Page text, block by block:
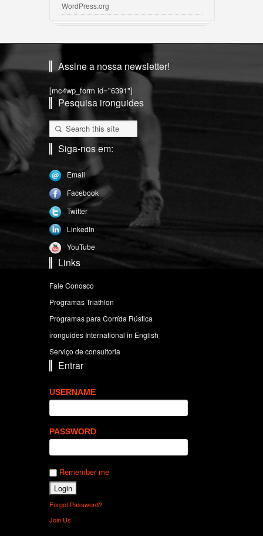
WordPress.org
Assine a nossa newsletter!
[mc4wp_form id="6391"]
Pesquisa ironguides
Siga-nos em:
Email
Facebook
Twitter
LinkedIn
YouTube
Links
Fale Conosco
Programas Triathlon
Programas para Corrída Rústica
ironguides International in English
Serviço de consultoria
Entrar
USERNAME
PASSWORD
Remember me
Forgot Password?
Join Us